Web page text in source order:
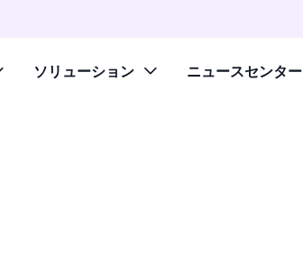
ソリューション ニュースセンター